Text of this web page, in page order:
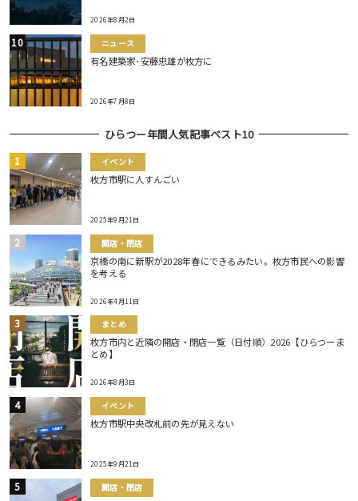
2026年8月2日
ニュース
有名建築家･安藤忠雄が枚方に
2026年7月8日
ひらつー年間人気記事ベスト10
イベント
枚方市駅に人すんごい
2025年9月21日
開店・閉店
京橋の南に新駅が2028年春にできるみたい。枚方市民への影響
を考える
2026年4月11日
まとめ
枚方市内と近隣の開店・閉店一覧（日付順）2026【ひらつーま
とめ】
2026年8月3日
イベント
枚方市駅中央改札前の先が見えない
2025年9月21日
開店・閉店